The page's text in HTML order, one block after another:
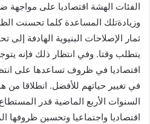
الفئات الهشة اقتصاديا على مواجهة
وزيادةتلك المساعدة كلما تحسنت
ثمار الإصلاحات البنيوية الهادفة
يتطلب وقتا. وفي انتظار ذلك فإنه
اقتصاديا في ظروف تساعدها على
في تغيير حياتهم للأفضل. انطلاقا من
السنوات الأربع الماضية قدر
اقتصاديا واجتماعيا وتحسين ظروفها